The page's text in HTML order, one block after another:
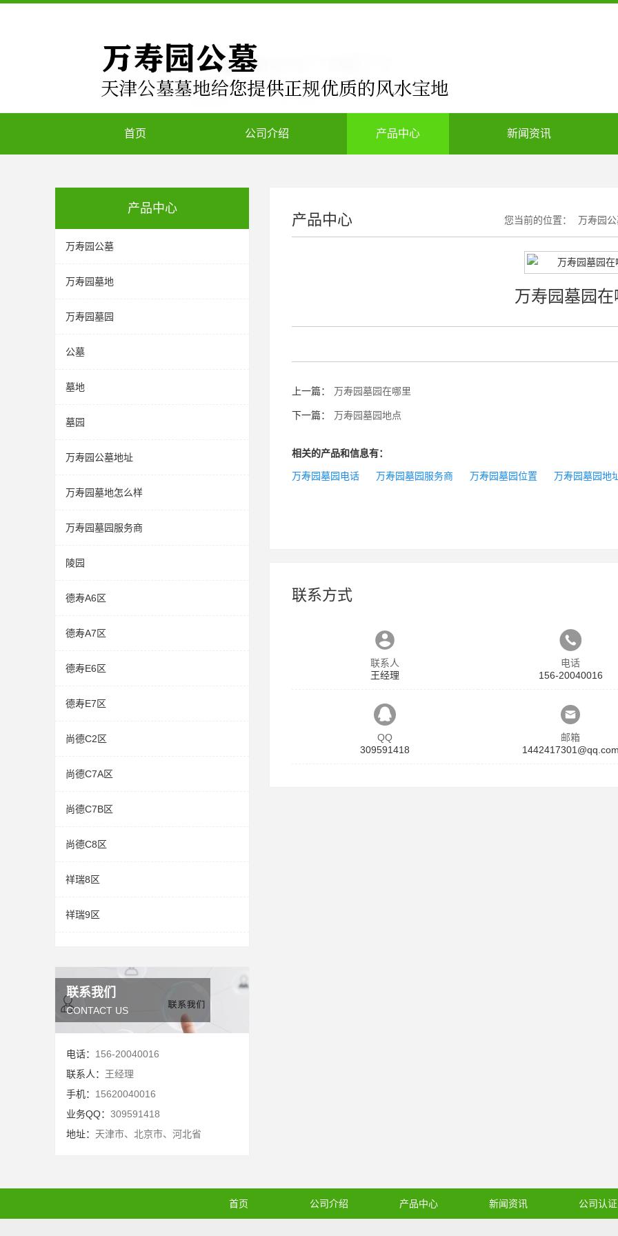
首页 公司介绍 产品中心 新闻资讯
产品中心
万寿园公墓
万寿园墓地
万寿园墓园
公墓
墓地
墓园
万寿园公墓地址
万寿园墓地怎么样
万寿园墓园服务商
陵园
德寿A6区
德寿A7区
德寿E6区
德寿E7区
尚德C2区
尚德C7A区
尚德C7B区
尚德C8区
祥瑞8区
祥瑞9区
联系我们
CONTACT US
电话： 156-20040016
联系人： 王经理
手机： 15620040016
业务QQ： 309591418
地址： 天津市、北京市、河北省
产品中心 您当前的位置： 万寿园
万寿园墓园在
上一篇： 万寿园墓园在哪里
下一篇： 万寿园墓园地点
相关的产品和信息有：
万寿园墓园电话 万寿园墓园服务商 万寿园墓园位置 万寿园墓园地
联系方式
联系人
王经理
电话
156-20040016
QQ
309591418
邮箱
首页 公司介绍 产品中心 新闻资讯 公司认证